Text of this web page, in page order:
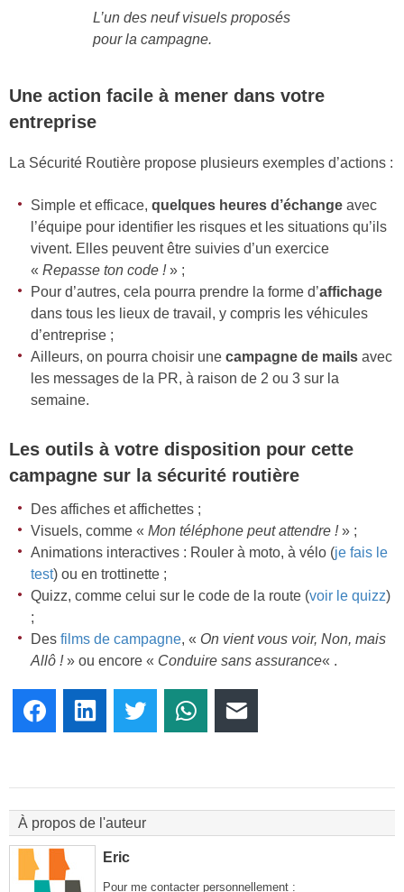
L’un des neuf visuels proposés
pour la campagne.
Une action facile à mener dans votre
entreprise
La Sécurité Routière propose plusieurs exemples d’actions :
Simple et efficace, quelques heures d’échange avec
l’équipe pour identifier les risques et les situations qu’ils
vivent. Elles peuvent être suivies d’un exercice
« Repasse ton code !» ;
Pour d’autres, cela pourra prendre la forme d’affichage
dans tous les lieux de travail, y compris les véhicules
d’entreprise ;
Ailleurs, on pourra choisir une campagne de mails avec
les messages de la PR, à raison de 2 ou 3 sur la
semaine.
Les outils à votre disposition pour cette
campagne sur la sécurité routière
Des affiches et affichettes ;
Visuels, comme « Mon téléphone peut attendre !» ;
Animations interactives : Rouler à moto, à vélo (je fais le
test) ou en trottinette ;
Quizz, comme celui sur le code de la route (voir le quizz)
;
Des films de campagne, « On vient vous voir, Non, mais
Allô !» ou encore « Conduire sans assurance« .
FacebookLinkedInTwitter WhatsApp
À propos de l'auteur
Eric
Pour me contacter personnellement :